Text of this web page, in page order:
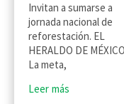
Invitan a sumarse a
jornada nacional de
reforestación. EL
HERALDO DE MÉXICO
La meta,
Leer más